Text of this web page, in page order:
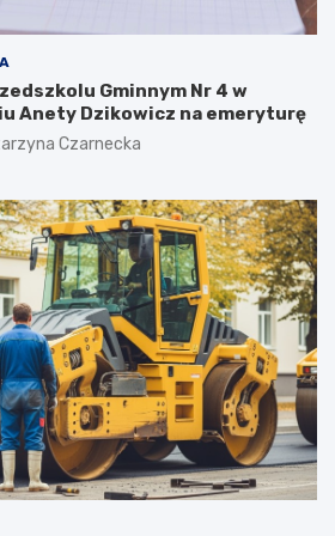
Gminnym Nr 4 w
Anety Dzikowicz na emeryturę
Czarnecka